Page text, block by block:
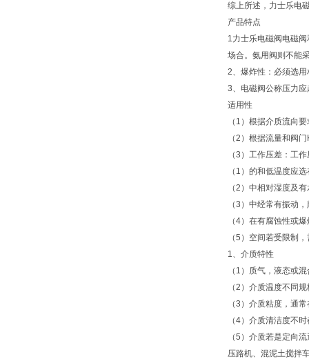
综上所述，‌力士乐电
产品特点
1力士乐电磁阀电磁
场合。氨用阀则不能
2、爆炸性：必须选
3、电磁阀公称压力
适用性
（1）根据介质流向
（2）根据流量和阀
（3）工作压差：工
（1）的和低温度应
（2）中相对湿度及
（3）中经常有振动
（4）在有腐蚀性或
（5）空间若受限制
1、介质特性
（1）质气，液态或
（2）介质温度不同
（3）介质粘度，通
（4）介质清洁度不
（5）介质若是定向
压路机、混泥土搅拌